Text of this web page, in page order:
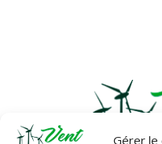
Gérer le